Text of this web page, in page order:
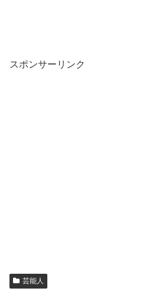
スポンサーリンク
芸能人